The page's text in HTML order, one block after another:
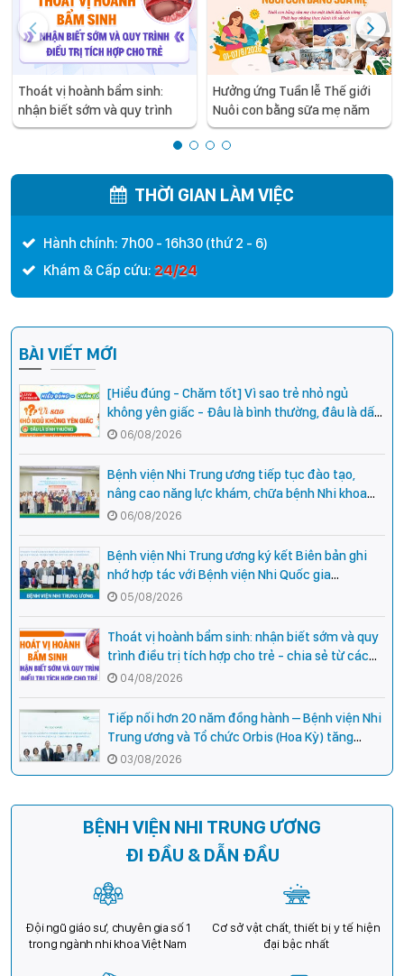
Thoát vị hoành bẩm sinh:
nhận biết sớm và quy trình
điều trị tích hợp cho trẻ -
Hưởng ứng Tuần lễ Thế giới
Nuôi con bằng sữa mẹ năm
2026
THỜI GIAN LÀM VIỆC
Hành chính: 7h00 - 16h30 (thứ 2 - 6)
Khám & Cấp cứu: 24/24
BÀI VIẾT MỚI
[Hiểu đúng - Chăm tốt] Vì sao trẻ nhỏ ngủ
không yên giấc - Đâu là bình thường, đâu là dấu
hiệu cần đi khám ngay?
06/08/2026
Bệnh viện Nhi Trung ương tiếp tục đào tạo,
nâng cao năng lực khám, chữa bệnh Nhi khoa
cho cán bộ y tế tại các tỉnh miền núi phía Bắc
06/08/2026
Bệnh viện Nhi Trung ương ký kết Biên bản ghi
nhớ hợp tác với Bệnh viện Nhi Quốc gia
Campuchia
05/08/2026
Thoát vị hoành bẩm sinh: nhận biết sớm và quy
trình điều trị tích hợp cho trẻ - chia sẻ từ các
chuyên gia hàng đầu của Bệnh Viện Nhi Trung
ương
04/08/2026
Tiếp nối hơn 20 năm đồng hành – Bệnh viện Nhi
Trung ương và Tổ chức Orbis (Hoa Kỳ) tăng
cường hợp tác, mở rộng cơ hội bảo vệ thị lực
cho trẻ em Việt Nam
03/08/2026
BỆNH VIỆN NHI TRUNG ƯƠNG
ĐI ĐẦU & DẪN ĐẦU
Đội ngũ giáo sư, chuyên gia số 1
trong ngành nhi khoa Việt Nam
Cơ sở vật chất, thiết bị y tế hiện
đại bậc nhất